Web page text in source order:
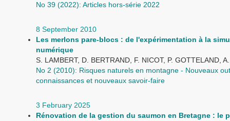
No 39 (2022): Articles hors-série 2022
8 September 2010
Les merlons pare-blocs : de l'expérimentation à la
numérique
S. LAMBERT, D. BERTRAND, F. NICOT, P. GOTTELAND,
No 2 (2010): Risques naturels en montagne - Nouveaux
connaissances et nouveaux savoir-faire
3 February 2025
Rénovation de la gestion du saumon en Bretagne : le